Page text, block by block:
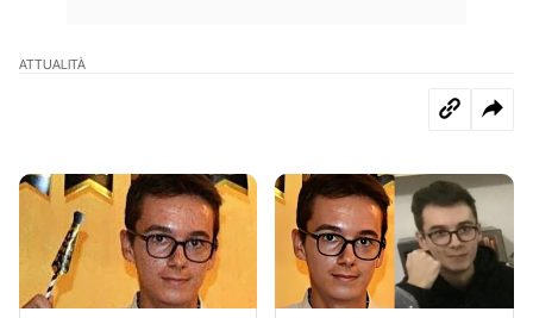
ATTUALITÀ